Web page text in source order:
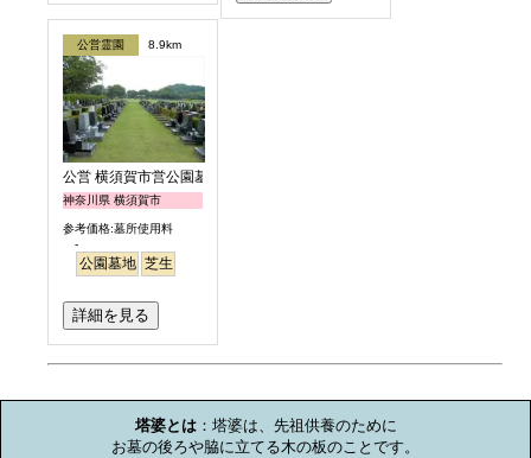
公営霊園 8.9km
公営 横須賀市営公園墓地
神奈川県 横須賀市
参考価格:墓所使用料
-
公園墓地 芝生
詳細を見る
塔婆とは：塔婆は、先祖供養のために
お墓の後ろや脇に立てる木の板のことです。